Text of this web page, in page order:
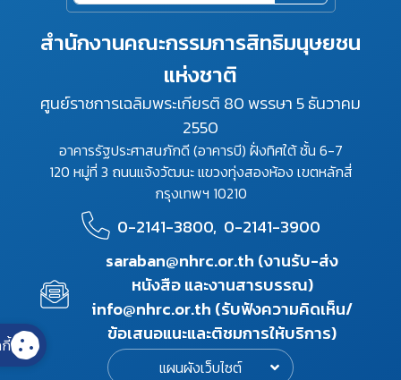
สำนักงานคณะกรรมการสิทธิมนุษยชน
แห่งชาติ
ศูนย์ราชการเฉลิมพระเกียรติ 80 พรรษา 5 ธันวาคม
2550
อาคารรัฐประศาสนภักดี (อาคารบี) ฝั่งทิศใต้ ชั้น 6-7
120 หมู่ที่ 3 ถนนแจ้งวัฒนะ แขวงทุ่งสองห้อง เขตหลักสี่
กรุงเทพฯ 10210
0-2141-3800, 0-2141-3900
saraban@nhrc.or.th (งานรับ-ส่ง
หนังสือ และงานสารบรรณ)
info@nhrc.or.th (รับฟังความคิดเห็น/
ข้อเสนอแนะและติชมการให้บริการ)
แผนผังเว็บไซต์